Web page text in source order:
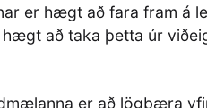
er hægt að fara fram á
að taka þetta úr
er að lögbæra